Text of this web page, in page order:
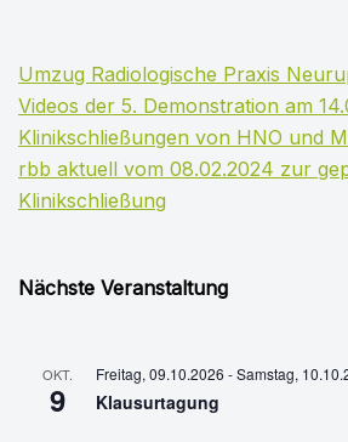
Umzug Radiologische Praxis
Videos der 5. Demonstration am
Klinikschließungen von HNO und
rbb aktuell vom 08.02.2024 zur
Klinikschließung
Nächste Veranstaltung
OKT.
9
Freitag, 09.10.2026 -Samstag,
Klausurtagung